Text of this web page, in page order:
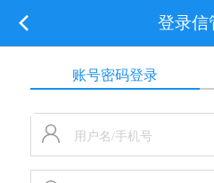
登录信
账号密码登录